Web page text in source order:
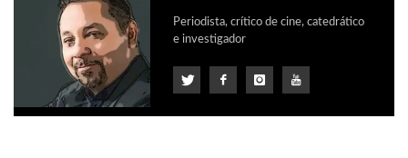
Periodista, crítico de cine, catedrático
e investigador